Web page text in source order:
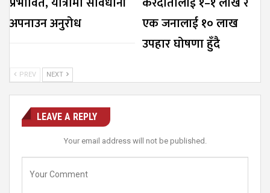
अपनाउन अनुरोध
एक जनालाई १० लाख
उपहार घोषणा हुँदै
PREV NEXT
LEAVE A REPLY
Your email address will not be published.